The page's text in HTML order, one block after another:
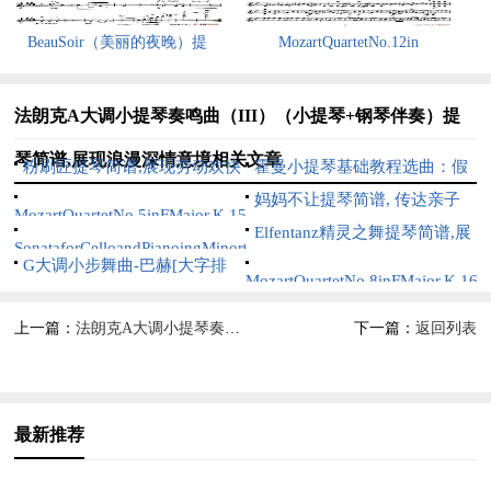
BeauSoir（美丽的夜晚）提 MozartQuartetNo.12in
法朗克A大调小提琴奏鸣曲（III）（小提琴+钢琴伴奏）提
琴简谱,展现浪漫深情意境相关文章
粉刷匠提琴简谱,展现劳动欢快
氛围
霍曼小提琴基础教程选曲：假
日（二重奏）提琴简谱,展现假
日欢快氛围
MozartQuartetNo.5inFMajor,K.158（Violin1
分谱）提琴简谱,展现大调愉悦
妈妈不让提琴简谱, 传达亲子
情感之味
SonataforCelloandPianoingMinorOp.65（g
Elfentanz精灵之舞提琴简谱,展
现灵动精灵之美
G大调小步舞曲-巴赫[大字排
雅宫廷风情
上一篇：法朗克A大调小提琴奏鸣曲（IV）（小提琴+钢琴伴奏）提琴简谱,展现和谐浪漫之美 下一篇： 返回列表
最新推荐